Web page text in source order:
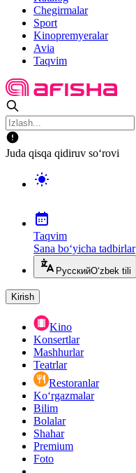
Chegirmalar
Sport
Kinopremyeralar
Avia
Taqvim
Juda qisqa qidiruv so‘rovi
Taqvim
Sana bo‘yicha tadbirlar
РусскийO‘zbek tili
Kirish
Kino
Konsertlar
Mashhurlar
Teatrlar
Restoranlar
Ko‘rgazmalar
Bilim
Bolalar
Shahar
Premium
Foto